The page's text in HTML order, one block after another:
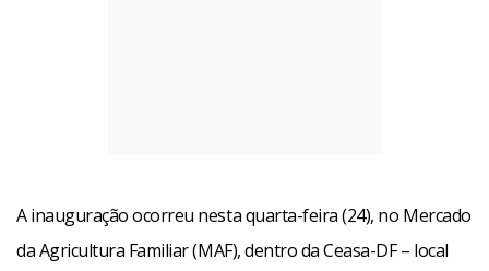
A inauguração ocorreu nesta quarta-feira (24), no Mercado
da Agricultura Familiar (MAF), dentro da Ceasa-DF – local